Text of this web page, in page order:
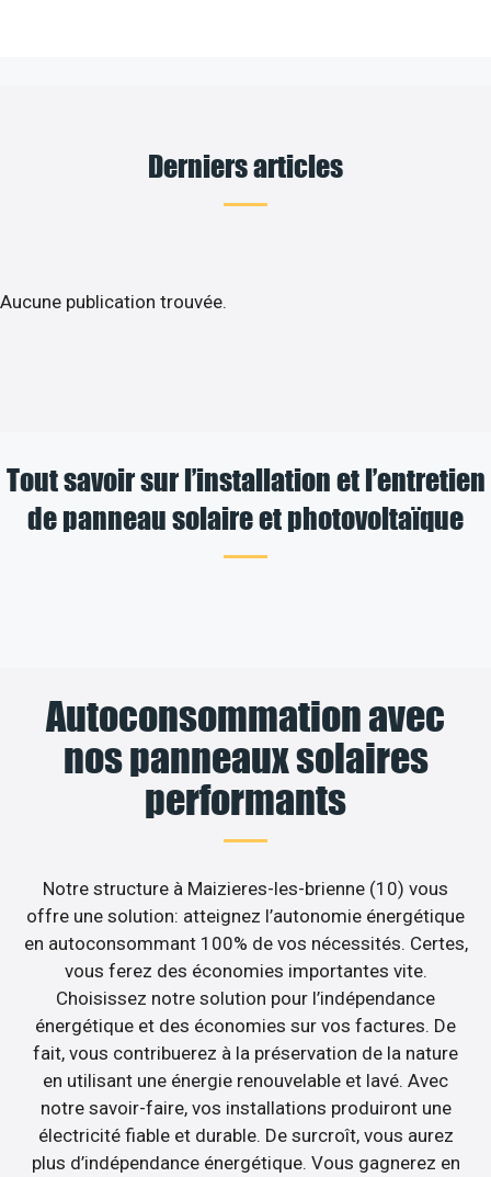
Derniers articles
Aucune publication trouvée.
Tout savoir sur l’installation et l’entretien
de panneau solaire et photovoltaïque
Autoconsommation avec
nos panneaux solaires
performants
Notre structure à Maizieres-les-brienne (10) vous
offre une solution: atteignez l’autonomie énergétique
en autoconsommant 100% de vos nécessités. Certes,
vous ferez des économies importantes vite.
Choisissez notre solution pour l’indépendance
énergétique et des économies sur vos factures. De
fait, vous contribuerez à la préservation de la nature
en utilisant une énergie renouvelable et lavé. Avec
notre savoir-faire, vos installations produiront une
électricité fiable et durable. De surcroît, vous aurez
plus d’indépendance énergétique. Vous gagnerez en